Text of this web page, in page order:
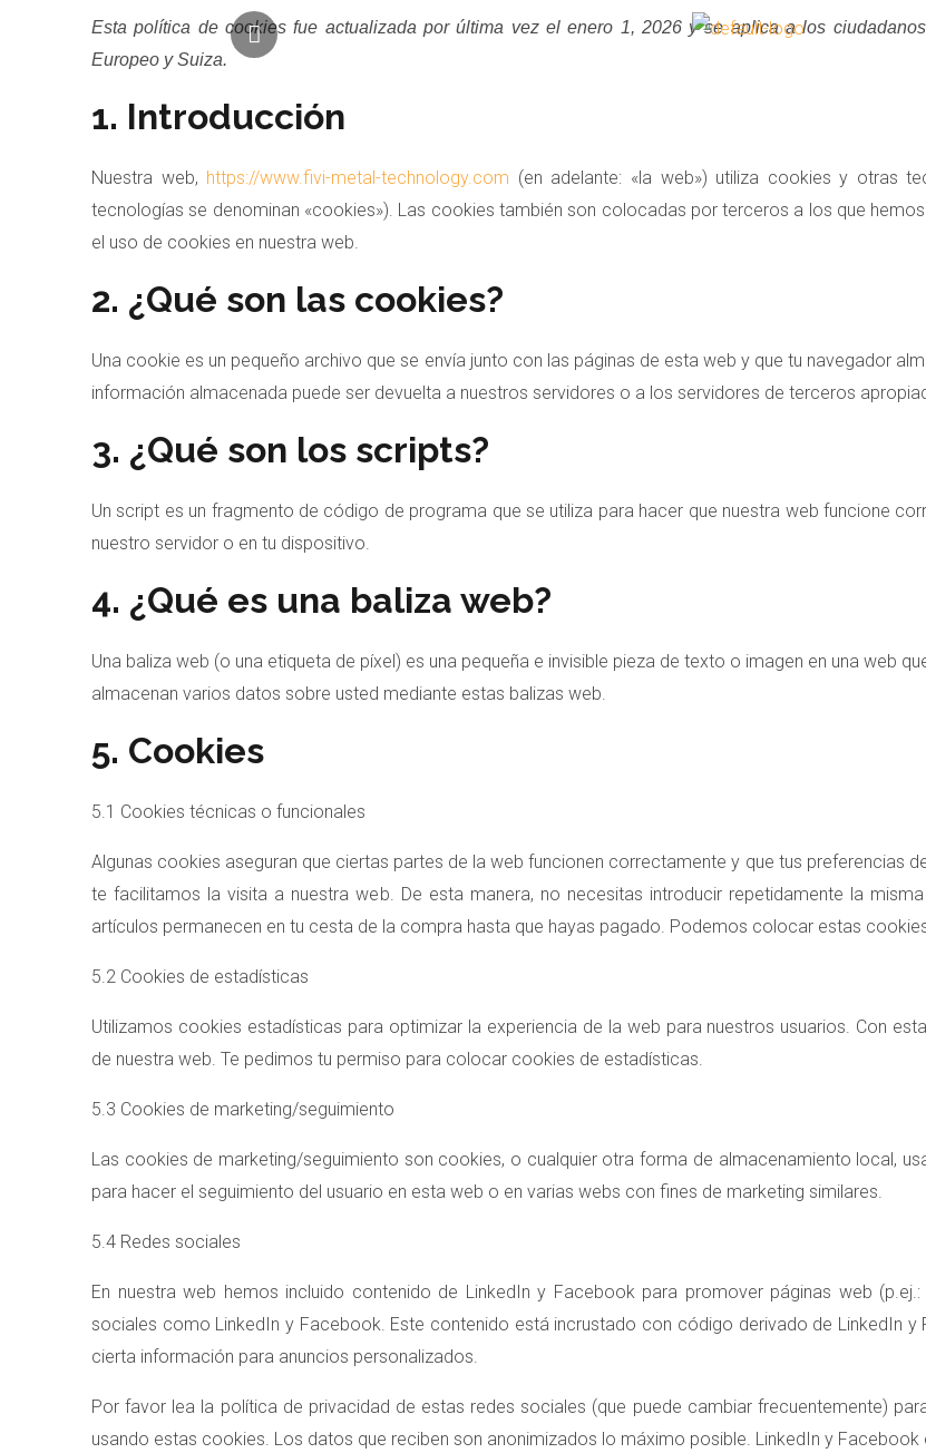
L
i
e
d
n
Esta política de cookies fue actualizada por última vez el enero 1, 2026 y se aplica a los
Europeo y Suiza.
1. Introducción
Nuestra web, https://www.fivi-metal-technology.com (en adelante: «la web») utiliza cookies y otras
tecnologías se denominan «cookies»). Las cookies también son colocadas por terceros a los que
el uso de cookies en nuestra web.
2. ¿Qué son las cookies?
Una cookie es un pequeño archivo que se envía junto con las páginas de esta web y que tu navegador
información almacenada puede ser devuelta a nuestros servidores o a los servidores de terceros
3. ¿Qué son los scripts?
Un script es un fragmento de código de programa que se utiliza para hacer que nuestra web funcione
nuestro servidor o en tu dispositivo.
4. ¿Qué es una baliza web?
Una baliza web (o una etiqueta de píxel) es una pequeña e invisible pieza de texto o imagen en una web
almacenan varios datos sobre usted mediante estas balizas web.
5. Cookies
5.1 Cookies técnicas o funcionales
Algunas cookies aseguran que ciertas partes de la web funcionen correctamente y que tus preferencias
te facilitamos la visita a nuestra web. De esta manera, no necesitas introducir repetidamente la
artículos permanecen en tu cesta de la compra hasta que hayas pagado. Podemos colocar estas
5.2 Cookies de estadísticas
Utilizamos cookies estadísticas para optimizar la experiencia de la web para nuestros usuarios. Con
de nuestra web. Te pedimos tu permiso para colocar cookies de estadísticas.
5.3 Cookies de marketing/seguimiento
Las cookies de marketing/seguimiento son cookies, o cualquier otra forma de almacenamiento local,
para hacer el seguimiento del usuario en esta web o en varias webs con fines de marketing similares.
5.4 Redes sociales
En nuestra web hemos incluido contenido de LinkedIn y Facebook para promover páginas web (p.ej.:
sociales como LinkedIn y Facebook. Este contenido está incrustado con código derivado de LinkedIn
cierta información para anuncios personalizados.
Por favor lea la política de privacidad de estas redes sociales (que puede cambiar frecuentemente)
usando estas cookies. Los datos que reciben son anonimizados lo máximo posible. LinkedIn y
Estadísticas
Marketing